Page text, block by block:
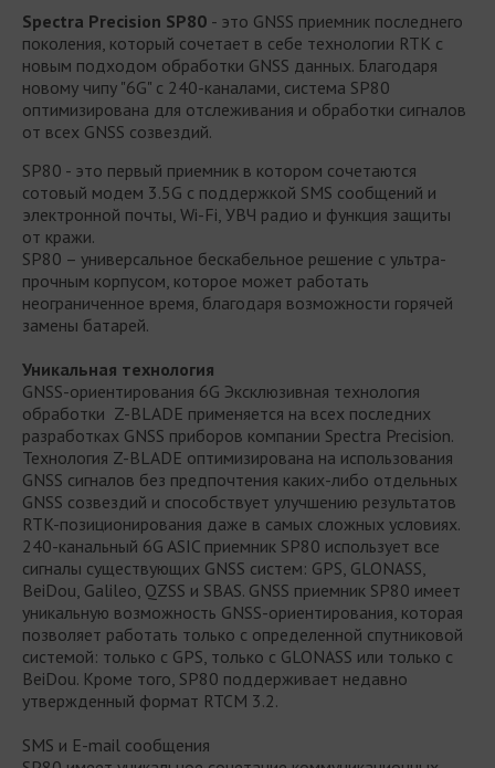
Spectra Precision SP80 - это GNSS приемник последнего
поколения, который сочетает в себе технологии RTK с
новым подходом обработки GNSS данных. Благодаря
новому чипу "6G" с 240-каналами, система SP80
оптимизирована для отслеживания и обработки сигналов
от всех GNSS созвездий.
SP80 - это первый приемник в котором сочетаются
сотовый модем 3.5G с поддержкой SMS сообщений и
электронной почты, Wi-Fi, УВЧ радио и функция защиты
от кражи.
SP80 – универсальное бескабельное решение с ультра-
прочным корпусом, которое может работать
неограниченное время, благодаря возможности горячей
замены батарей.
Уникальная технология
GNSS-ориентирования 6G Эксклюзивная технология
обработки Z-BLADE применяется на всех последних
разработках GNSS приборов компании Spectra Precision.
Технология Z-BLADE оптимизирована на использования
GNSS сигналов без предпочтения каких-либо отдельных
GNSS созвездий и способствует улучшению результатов
RTK-позиционирования даже в самых сложных условиях.
240-канальный 6G ASIC приемник SP80 использует все
сигналы существующих GNSS систем: GPS, GLONASS,
BeiDou, Galileo, QZSS и SBAS. GNSS приемник SP80 имеет
уникальную возможность GNSS-ориентирования, которая
позволяет работать только с определенной спутниковой
системой: только с GPS, только с GLONASS или только с
BeiDou. Кроме того, SP80 поддерживает недавно
утвержденный формат RTCM 3.2.
SMS и E-mail сообщения